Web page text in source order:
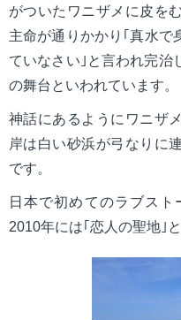
がついたワニザメに皮を
主命が通りかかり｢真水で
ていなさい｣と言われ完治
の舞台といわれています。
神話にあるようにワニザ
岸は白い砂浜が弓なりに
です。
日本で初めてのラブスト
2010年には｢恋人の聖地｣